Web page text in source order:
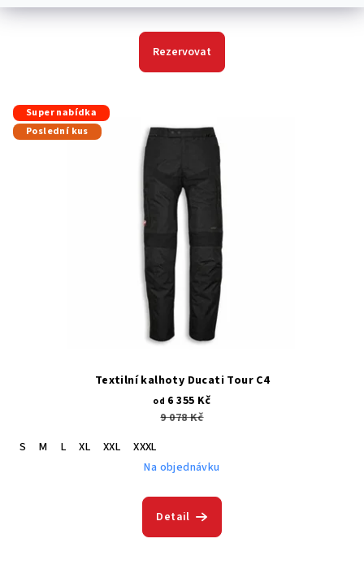
Rezervovat
Super nabídka
Poslední kus
Textilní kalhoty Ducati Tour C4
od 6 355 Kč
9 078 Kč
S
M L XL XXL
XXXL
Na objednávku
Detail